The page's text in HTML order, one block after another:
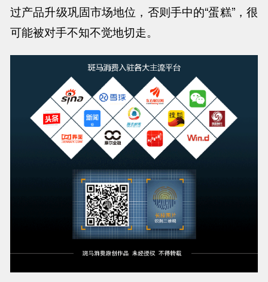
过产品升级巩固市场地位，否则手中的“蛋糕”，很
可能被对手不知不觉地切走。